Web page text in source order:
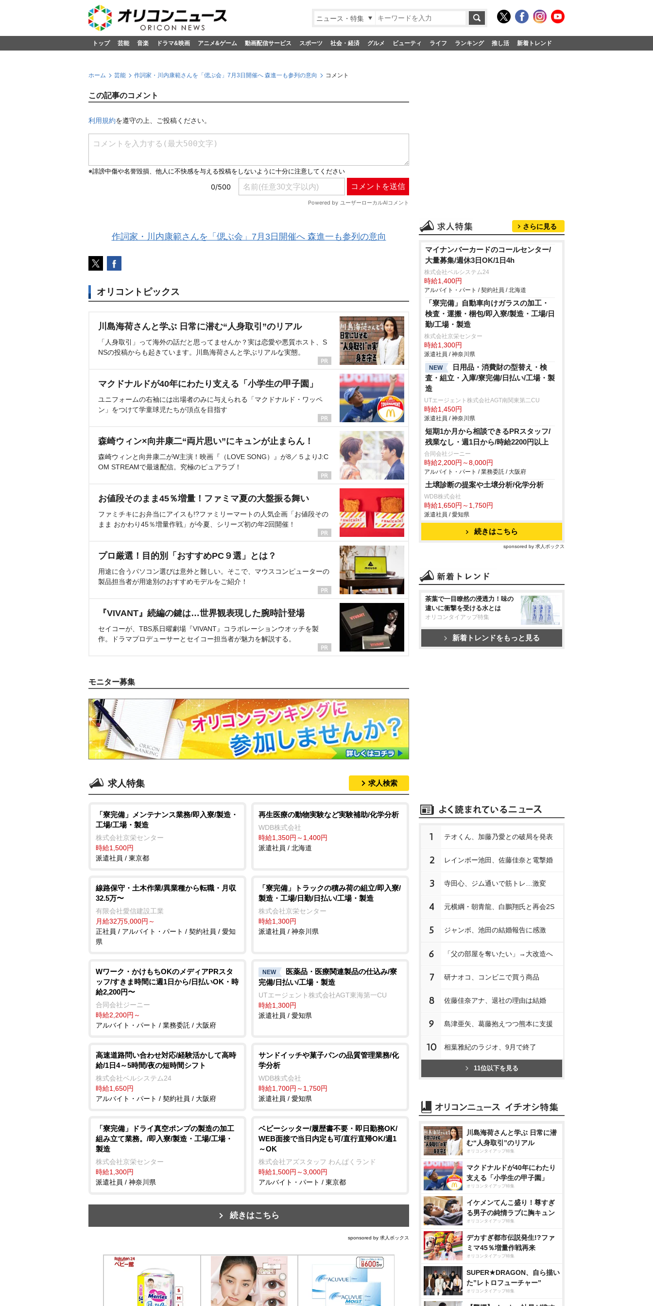
ニュース・特集
トップ 芸能 音楽 ドラマ&映画 アニメ&ゲーム 動画配信サービス スポーツ 社会・経済 グルメ ビューティ ライフ ランキング 推し活 新着トレンド
ホーム 芸能 作詞家・川内康範さんを「偲ぶ会」7月3日開催へ 森進一も参列の意向 コメント
この記事のコメント
利用規約を遵守の上、ご投稿ください。
作詞家・川内康範さんを「偲ぶ会」7月3日開催へ 森進一も参列の意向
オリコントピックス
川島海荷さんと学ぶ 日常に潜む“人身取引”のリアル
「人身取引」って海外の話だと思ってませんか？実は恋愛や悪質ホスト、S
NSの投稿からも起きています。川島海荷さんと学ぶリアルな実態。
マクドナルドが40年にわたり支える「小学生の甲子園」
ユニフォームの右袖には出場者のみに与えられる「マクドナルド・ワッペ
ン」をつけて学童球児たちが頂点を目指す
森崎ウィン×向井康二“両片思い”にキュンが止まらん！
森崎ウィンと向井康二がW主演！映画『（LOVE SONG）』が8／５よりJ:C
OM STREAMで最速配信。究極のピュアラブ！
お値段そのまま45％増量！ファミマ夏の大盤振る舞い
ファミチキにお弁当にアイスも!?ファミリーマートの人気企画「お値段その
まま おかわり45％増量作戦」が今夏、シリーズ初の年2回開催！
プロ厳選！目的別「おすすめPC９選」とは？
用途に合うパソコン選びは意外と難しい。そこで、マウスコンピューターの
製品担当者が用途別のおすすめモデルをご紹介！
『VIVANT』続編の鍵は…世界観表現した腕時計登場
セイコーが、TBS系日曜劇場『VIVANT』コラボレーションウオッチを製
作。ドラマプロデューサーとセイコー担当者が魅力を解説する。
モニター募集
求人特集 求人検索
「寮完備」メンテナンス業務/即入寮/製造・
工場/工場・製造
株式会社京栄センター
時給1,500円
派遣社員 / 東京都
再生医療の動物実験など実験補助/化学分析
WDB株式会社
時給1,350円～1,400円
派遣社員 / 北海道
線路保守・土木作業/異業種から転職・月収
32.5万〜
有限会社愛信建設工業
月給32万5,000円～
正社員 / アルバイト・パート / 契約社員 / 愛知
県
「寮完備」トラックの積み荷の組立/即入寮/
製造・工場/日勤/日払い/工場・製造
株式会社京栄センター
時給1,300円
派遣社員 / 神奈川県
Wワーク・かけもちOKのメディアPRスタ
ッフ/すきま時間に週1日から/日払いOK・時
給2,200円〜
合同会社ジーニー
時給2,200円～
アルバイト・パート / 業務委託 / 大阪府
NEW
医薬品・医療関連製品の仕込み/寮
完備/日払い/工場・製造
UTエージェント株式会社AGT東海第一CU
時給1,300円
派遣社員 / 愛知県
高速道路問い合わせ対応/経験活かして高時
給/1日4～5時間/夜の短時間シフト
株式会社ベルシステム24
時給1,650円
アルバイト・パート / 契約社員 / 大阪府
サンドイッチや菓子パンの品質管理業務/化
学分析
WDB株式会社
時給1,700円～1,750円
派遣社員 / 愛知県
「寮完備」ドライ真空ポンプの製造の加工
組み立て業務。/即入寮/製造・工場/工場・
製造
株式会社京栄センター
時給1,300円
派遣社員 / 神奈川県
ベビーシッター/履歴書不要・即日勤務OK/
WEB面接で当日内定も可/直行直帰OK/週1
～OK
株式会社アズスタッフ わんぱくランド
時給1,500円～3,000円
アルバイト・パート / 東京都
続きはこちら
sponsored by 求人ボックス
さらに見る
マイナンバーカードのコールセンター/
大量募集/週休3日OK/1日4h
株式会社ベルシステム24
時給1,400円
アルバイト・パート / 契約社員 / 北海道
「寮完備」自動車向けガラスの加工・
検査・運搬・梱包/即入寮/製造・工場/日
勤/工場・製造
株式会社京栄センター
時給1,300円
派遣社員 / 神奈川県
NEW
日用品・消費財の型替え・検
査・組立・入庫/寮完備/日払い/工場・製
造
UTエージェント株式会社AGT南関東第二CU
時給1,450円
派遣社員 / 神奈川県
短期1か月から相談できるPRスタッフ/
残業なし・週1日から/時給2200円以上
合同会社ジーニー
時給2,200円～8,000円
アルバイト・パート / 業務委託 / 大阪府
土壌診断の提案や土壌分析/化学分析
WDB株式会社
時給1,650円～1,750円
派遣社員 / 愛知県
続きはこちら
sponsored by 求人ボックス
茶葉で一目瞭然の浸透力！味の
違いに衝撃を受ける水とは
オリコンタイアップ特集
新着トレンドをもっと見る
1 テオくん、加藤乃愛との破局を発表
2 レインボー池田、佐藤佳奈と電撃婚
3 寺田心、ジム通いで筋トレ…激変
4 元横綱・朝青龍、白鵬翔氏と再会2S
5 ジャンボ、池田の結婚報告に感激
6 「父の部屋を奪いたい」→大改造へ
7 研ナオコ、コンビニで買う商品
8 佐藤佳奈アナ、退社の理由は結婚
9 島津亜矢、葛藤抱えつつ熊本に支援
10 相葉雅紀のラジオ、9月で終了
11位以下を見る
川島海荷さんと学ぶ 日常に潜
む“人身取引”のリアル
オリコンタイアップ特集
マクドナルドが40年にわたり
支える「小学生の甲子園」
オリコンタイアップ特集
イケメンてんこ盛り！尊すぎ
る男子の純情ラブに胸キュン
オリコンタイアップ特集
デカすぎ都市伝説発生!?ファ
ミマ45％増量作戦再来
オリコンタイアップ特集
SUPER★DRAGON、自ら描い
た”レトロフューチャー”
オリコンタイアップ特集